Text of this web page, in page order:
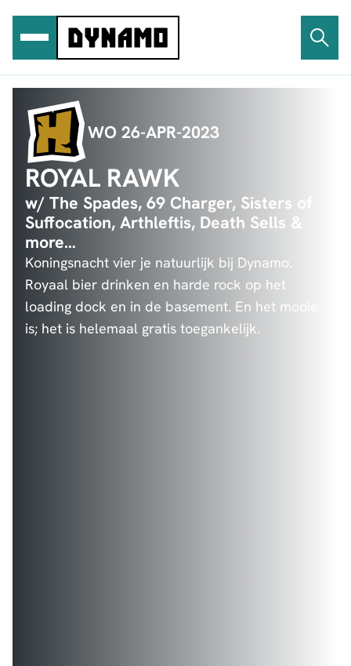
inhoud
WO 26-APR-2023
ROYAL RAWK
w/ The Spades, 69 Charger, Sisters of
Suffocation, Arthleftis, Death Sells &
more…
Koningsnacht vier je natuurlijk bij Dynamo.
Royaal bier drinken en harde rock op het
loading dock en in de basement. En het mooie
is; het is helemaal gratis toegankelijk.